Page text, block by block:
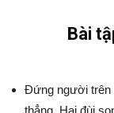
Bài
Đứng người trên
thẳng. Hai đùi